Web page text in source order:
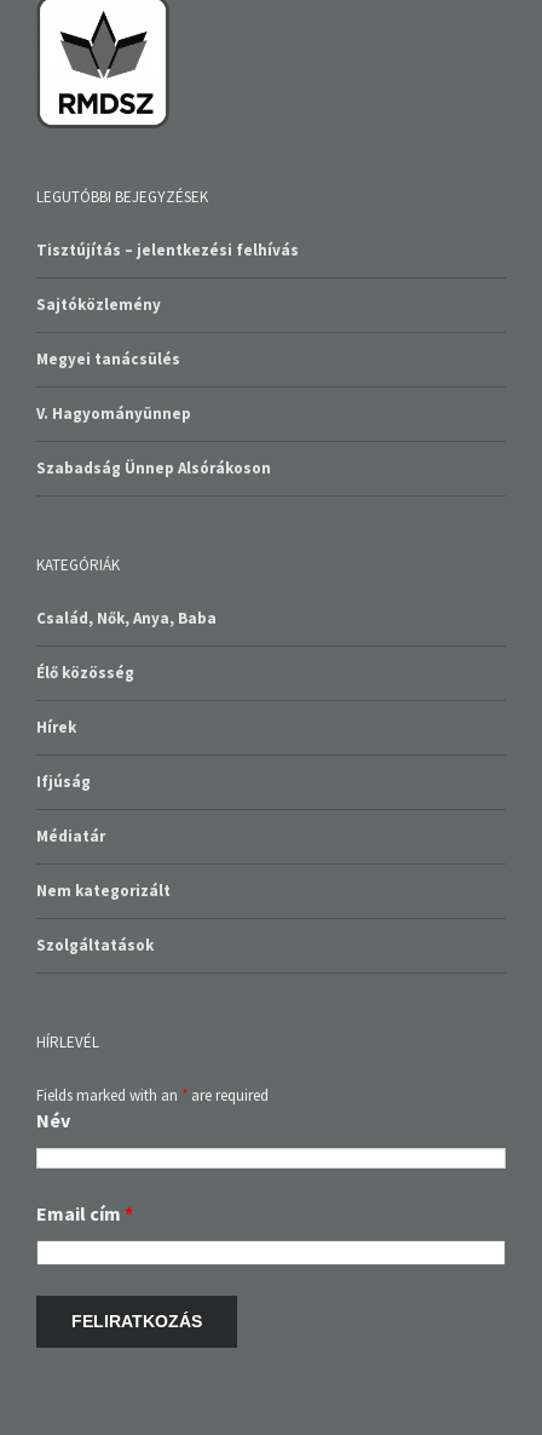
LEGUTÓBBI BEJEGYZÉSEK
Tisztújítás – jelentkezési felhívás
Sajtóközlemény
Megyei tanácsülés
V. Hagyományünnep
Szabadság Ünnep Alsórákoson
KATEGÓRIÁK
Család, Nők, Anya, Baba
Élő közösség
Hírek
Ifjúság
Médiatár
Nem kategorizált
Szolgáltatások
HÍRLEVÉL
Fields marked with an * are required
Név
Email cím *